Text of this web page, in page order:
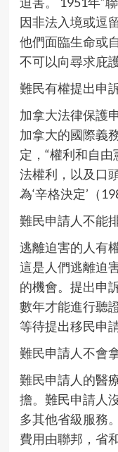
因非法入境或逗
他們面臨生命或
不可以向尋求庇
難民有權提出申
加拿大法律保護
加拿大的國際義
定，“權利和自
法權利，以及口
為‘辛格決定’（
難民申請人不能
逃離迫害的人有
這是人們逃離迫
的機會。提出申
數年才能進行聽
等待提出移民申請
難民申請人不會
難民申請人的醫
擔。難民申請人
多其他省級服務
費用由聯邦，省